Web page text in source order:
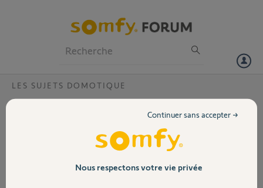
Volet
LES SUJETS DOMOTIQUE
Temps de connexion à l'application Web ou
Bonjour, Je souhaiterais savoir si il est possible d'empêcher la
déconnexion de l'application Web ou bien de pouvoir paramétrer le
temps sans que ça se déconnecte trop rapidement. Tout ça pour
Nous respectons votre vie privée
Continuer sans accepter →